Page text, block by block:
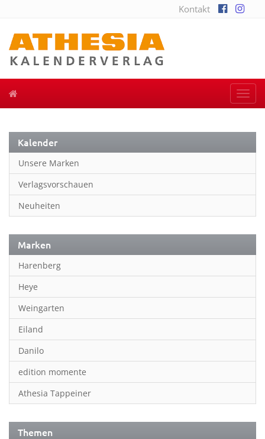
Kontakt
Kalender
Unsere Marken
Verlagsvorschauen
Neuheiten
Marken
Harenberg
Heye
Weingarten
Eiland
Danilo
edition momente
Athesia Tappeiner
Themen